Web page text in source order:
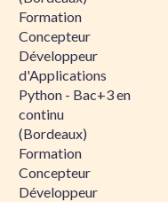
Formation
Concepteur
Développeur
d'Applications
Python - Bac+3 en
continu
(Bordeaux)
Formation
Concepteur
Développeur